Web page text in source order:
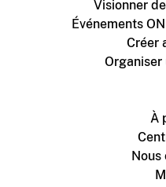
Visionner
Événements
Créer
Organiser
À
Nous